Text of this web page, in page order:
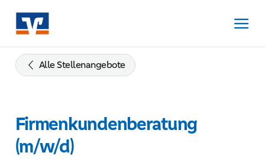
Inhalt
springen
Zur
Navigation
springen
springen
Alle Stellenangebote
Firmenkundenberatung
(m/w/d)